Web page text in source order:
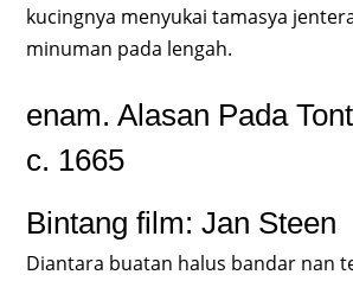
kucingnya menyukai tamasya
minuman pada lengah.
enam. Alasan Pada
c. 1665
Bintang film: Jan Steen
Diantara buatan halus bandar nan